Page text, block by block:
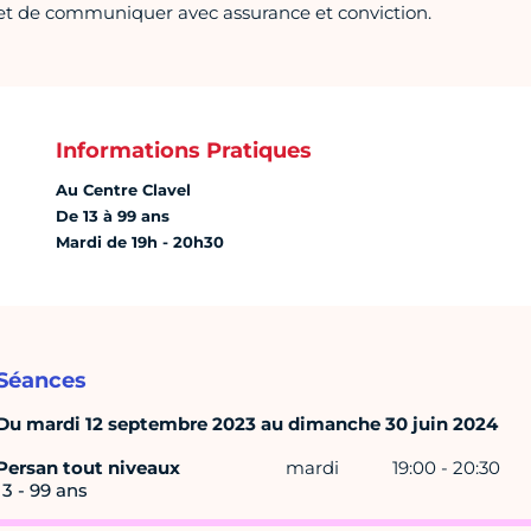
de communiquer avec assurance et conviction.
Informations Pratiques
Au Centre Clavel
De 13 à 99 ans
Mardi de 19h - 20h30
mardi 12 septembre 2023 au dimanche 30 juin 2024
tout niveaux
- 99 ans
mardi 19:00 - 20:30